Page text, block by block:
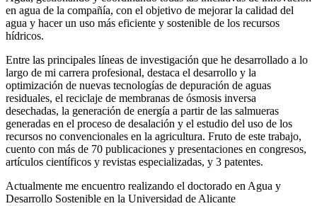
en agua de la compañía, con el objetivo de mejorar la calidad del
agua y hacer un uso más eficiente y sostenible de los recursos
hídricos.
Entre las principales líneas de investigación que he desarrollado a lo
largo de mi carrera profesional, destaca el desarrollo y la
optimización de nuevas tecnologías de depuración de aguas
residuales, el reciclaje de membranas de ósmosis inversa
desechadas, la generación de energía a partir de las salmueras
generadas en el proceso de desalación y el estudio del uso de los
recursos no convencionales en la agricultura. Fruto de este trabajo,
cuento con más de 70 publicaciones y presentaciones en congresos,
artículos científicos y revistas especializadas, y 3 patentes.
Actualmente me encuentro realizando el doctorado en Agua y
Desarrollo Sostenible en la Universidad de Alicante